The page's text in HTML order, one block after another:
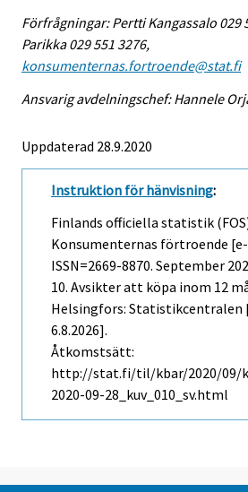
Förfrågningar: Pertti Kangassalo 029
Parikka 029 551 3276,
konsumenternas.fortroende@stat.fi
Ansvarig avdelningschef: Hannele
Uppdaterad 28.9.2020
Instruktion för hänvisning:
Finlands officiella statistik
Konsumenternas förtroende
ISSN=2669-8870. September
10. Avsikter att köpa inom 12
Helsingfors: Statistikcentralen
6.8.2026].
Åtkomstsätt:
http://stat.fi/til/kbar/2020/09/
2020-09-28_kuv_010_sv.html